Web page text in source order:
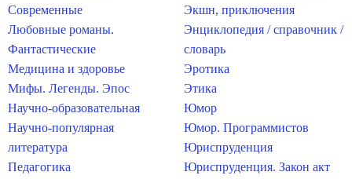
Современные
Любовные романы.
Фантастические
Медицина и здоровье
Мифы. Легенды. Эпос
Научно-образовательная
Научно-популярная
литература
Педагогика
Экшн, приключения
Энциклопедия / справочник /
словарь
Эротика
Этика
Юмор
Юмор. Программистов
Юриспруденция
Юриспруденция. Закон акт